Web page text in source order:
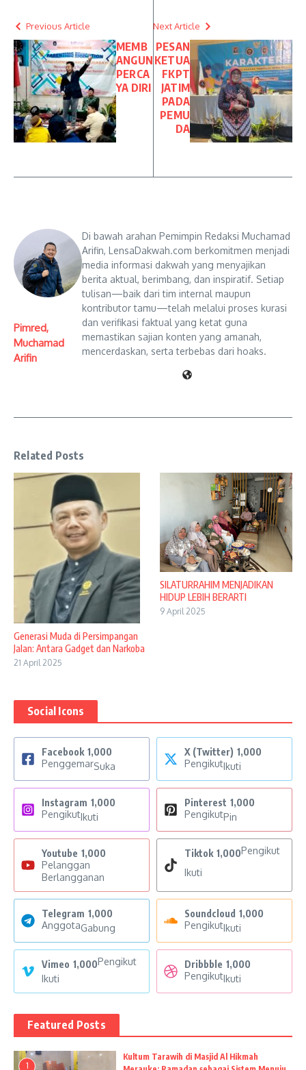
Previous Article
MEMB
ANGUN
PERCA
YA DIRI
Next Article
PESAN
KETUA
FKPT
JATIM
PADA
PEMU
DA
Pimred,
Muchamad
Arifin
Di bawah arahan Pemimpin Redaksi Muchamad
Arifin, LensaDakwah.com berkomitmen menjadi
media informasi dakwah yang menyajikan
berita aktual, berimbang, dan inspiratif. Setiap
tulisan—baik dari tim internal maupun
kontributor tamu—telah melalui proses kurasi
dan verifikasi faktual yang ketat guna
memastikan sajian konten yang amanah,
mencerdaskan, serta terbebas dari hoaks.
Related Posts
Generasi Muda di Persimpangan
Jalan: Antara Gadget dan Narkoba
21 April 2025
SILATURRAHIM MENJADIKAN
HIDUP LEBIH BERARTI
9 April 2025
Social Icons
Facebook 1,000
PenggemarSuka
X (Twitter) 1,000
PengikutIkuti
Instagram 1,000
PengikutIkuti
Pinterest 1,000
PengikutPin
Youtube 1,000
Pelanggan
Berlangganan
Tiktok 1,000Pengikut
Ikuti
Telegram 1,000
AnggotaGabung
Soundcloud 1,000
PengikutIkuti
Vimeo 1,000Pengikut
Ikuti
Dribbble 1,000
PengikutIkuti
Featured Posts
1
Kultum Tarawih di Masjid Al Hikmah